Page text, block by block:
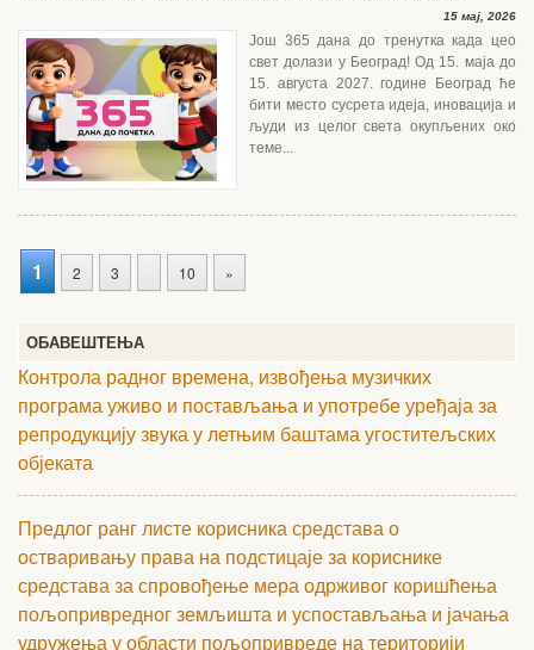
15 мај, 2026
Још 365 дана до тренутка када цео
свет долази у Београд! Од 15. маја до
15. августа 2027. године Београд ће
бити место сусрета идеја, иновација и
људи из целог света окупљених око
теме...
1 2 3 10 »
ОБАВЕШТЕЊА
Контрола радног времена, извођења музичких
програма уживо и постављања и употребе уређаја за
репродукцију звука у летњим баштама угоститељских
објеката
Предлог ранг листе корисника средстава о
остваривању права на подстицаје за кориснике
средстава за спровођење мера одрживог коришћења
пољопривредног земљишта и успостављања и јачања
удружења у области пољопривреде на територији